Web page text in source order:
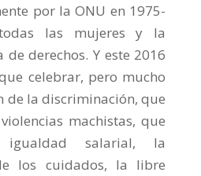
por la ONU en 1975-
las mujeres y la
derechos. Y este 2016
celebrar, pero mucho
de la discriminación, que
machistas, que
salarial, la
los cuidados, la libre